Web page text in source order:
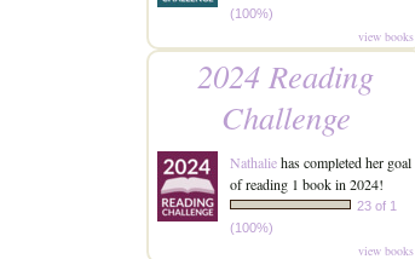
(100%)
view books
2024 Reading
Challenge
Nathaliehas completed her goal
of reading 1 book in 2024!
23 of 1
(100%)
view books